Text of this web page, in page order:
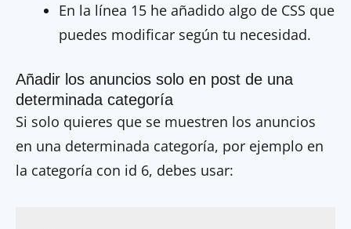
En la línea 15 he añadido algo de CSS que
puedes modificar según tu necesidad.
Añadir los anuncios solo en post de una
determinada categoría
Si solo quieres que se muestren los anuncios
en una determinada categoría, por ejemplo en
la categoría con id 6, debes usar: